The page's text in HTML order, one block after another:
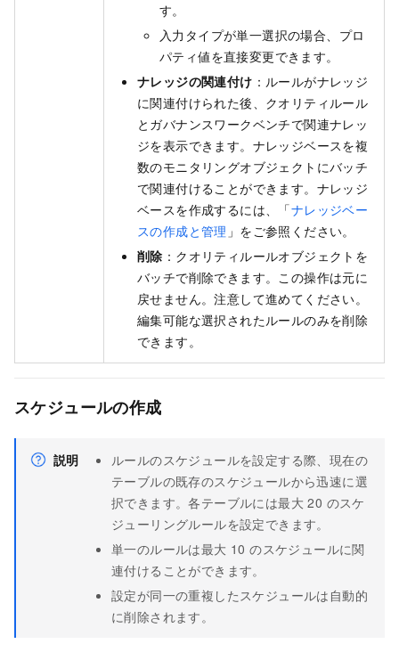
す。
入力タイプが単一選択の場合、プロ
パティ値を直接変更できます。
ナレッジの関連付け ：ルールがナレッジ
に関連付けられた後、クオリティルール
とガバナンスワークベンチで関連ナレッ
ジを表示できます。ナレッジベースを複
数のモニタリングオブジェクトにバッチ
で関連付けることができます。ナレッジ
ベースを作成するには、「ナレッジベー
スの作成と管理 」をご参照ください。
削除 ：クオリティルールオブジェクトを
バッチで削除できます。この操作は元に
戻せません。注意して進めてください。
編集可能な選択されたルールのみを削除
できます。
スケジュールの作成
説明
ルールのスケジュールを設定する際、現在の
テーブルの既存のスケジュールから迅速に選
択できます。各テーブルには最大 20 のスケ
ジューリングルールを設定できます。
単一のルールは最大 10 のスケジュールに関
連付けることができます。
設定が同一の重複したスケジュールは自動的
に削除されます。